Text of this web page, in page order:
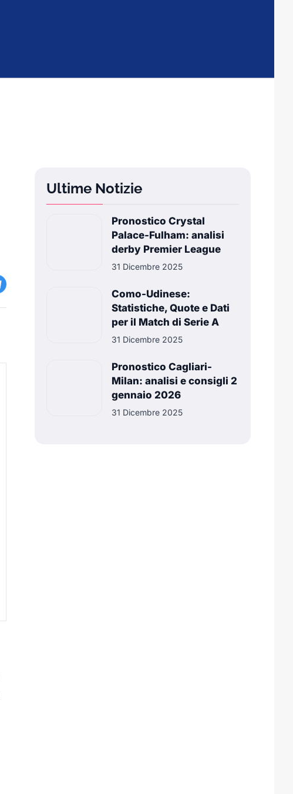
Ultime Notizie
Pronostico Crystal
Palace-Fulham: analisi
derby Premier League
31 Dicembre 2025
Como-Udinese:
Statistiche, Quote e Dati
per il Match di Serie A
31 Dicembre 2025
Pronostico Cagliari-
Milan: analisi e consigli 2
gennaio 2026
31 Dicembre 2025